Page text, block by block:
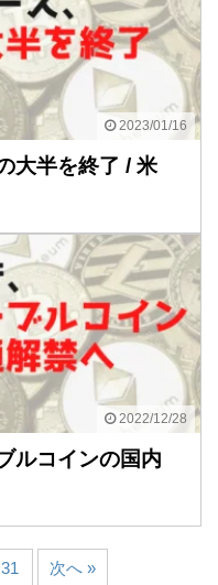
2023/01/16
大半を終了 / 米
2022/12/28
ルコインの国内
31 次へ »